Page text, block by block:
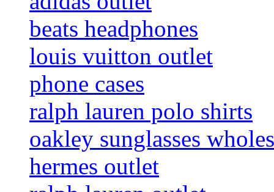
beats headphones
louis vuitton outlet
phone cases
ralph lauren polo shirts
oakley sunglasses
hermes outlet